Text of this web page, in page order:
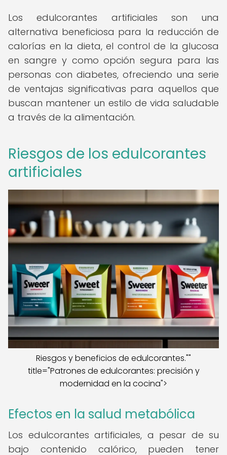
Los edulcorantes artificiales son una
alternativa beneficiosa para la reducción de
calorías en la dieta, el control de la glucosa
en sangre y como opción segura para las
personas con diabetes, ofreciendo una serie
de ventajas significativas para aquellos que
buscan mantener un estilo de vida saludable
a través de la alimentación.
Riesgos de los edulcorantes
artificiales
Riesgos y beneficios de edulcorantes.""
title="Patrones de edulcorantes: precisión y
modernidad en la cocina">
Efectos en la salud metabólica
Los edulcorantes artificiales, a pesar de su
bajo contenido calórico, pueden tener